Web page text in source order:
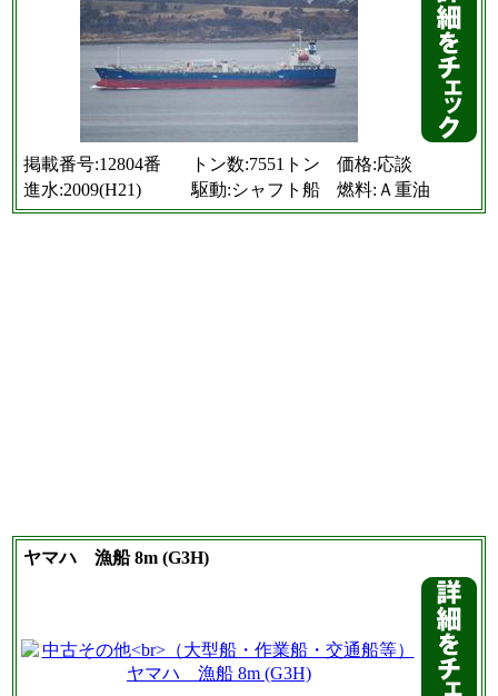
掲載番号:12804番 トン数:7551トン
価格:応談
進水:2009(H21)
駆動:シャフト船 燃料:Ａ重油
ヤマハ 漁船 8m (G3H)